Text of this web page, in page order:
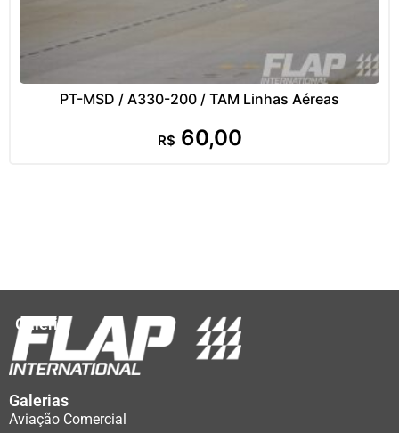
PT-MSD / A330-200 / TAM Linhas Aéreas
R$ 60,00
Galeria
Galerias
Aviação Comercial